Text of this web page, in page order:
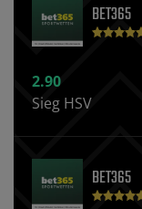
BET365
2.90
Sieg HSV
BET365